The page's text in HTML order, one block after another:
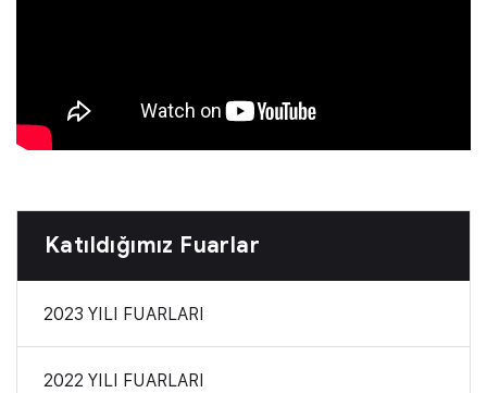
Katıldığımız Fuarlar
2023 YILI FUARLARI
2022 YILI FUARLARI